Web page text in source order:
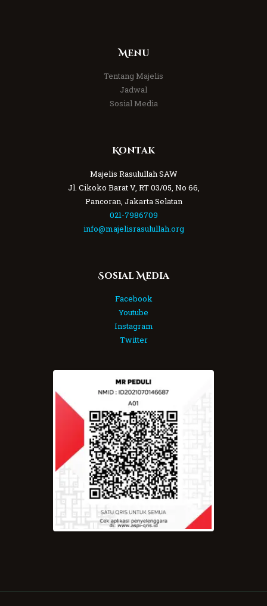
Menu
Tentang Majelis
Jadwal
Sosial Media
Kontak
Majelis Rasulullah SAW
Jl. Cikoko Barat V, RT 03/05, No 66,
Pancoran, Jakarta Selatan
021-7986709
info@majelisrasulullah.org
Sosial Media
Facebook
Youtube
Instagram
Twitter